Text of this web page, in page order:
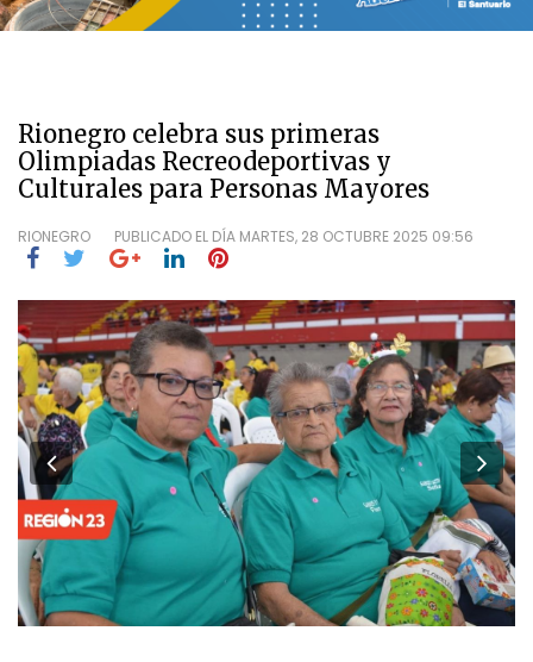
Rionegro celebra sus primeras
Olimpiadas Recreodeportivas y
Culturales para Personas Mayores
RIONEGRO PUBLICADO EL DÍA MARTES, 28 OCTUBRE 2025 09:56
Previous